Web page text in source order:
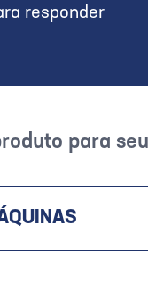
responder
para